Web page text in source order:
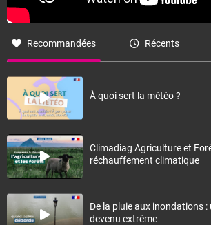
Recommandées Récents
À quoi sert la météo ?
Climadiag Agriculture et
réchauffement climatique
De la pluie aux inondations
devenu extrême